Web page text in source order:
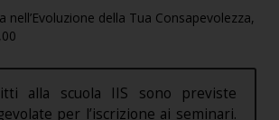
nell’Evoluzione della Tua Consapevolezza,
alla scuola IIS sono previste
per l’iscrizione ai seminari.